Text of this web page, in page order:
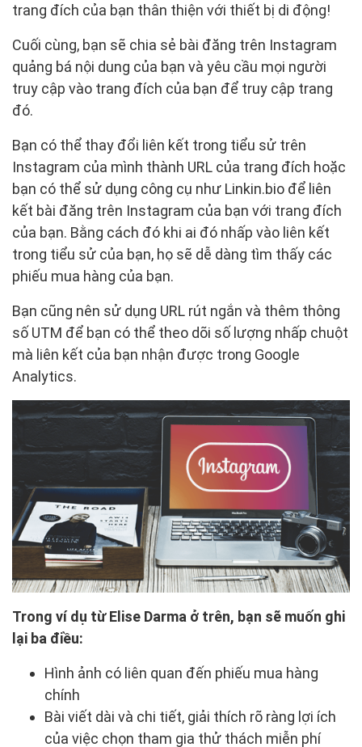
trang đích của bạn thân thiện với thiết bị di động!
Cuối cùng, bạn sẽ chia sẻ bài đăng trên Instagram
quảng bá nội dung của bạn và yêu cầu mọi người
truy cập vào trang đích của bạn để truy cập trang
đó.
Bạn có thể thay đổi liên kết trong tiểu sử trên
Instagram của mình thành URL của trang đích hoặc
bạn có thể sử dụng công cụ như Linkin.bio để liên
kết bài đăng trên Instagram của bạn với trang đích
của bạn. Bằng cách đó khi ai đó nhấp vào liên kết
trong tiểu sử của bạn, họ sẽ dễ dàng tìm thấy các
phiếu mua hàng của bạn.
Bạn cũng nên sử dụng URL rút ngắn và thêm thông
số UTM để bạn có thể theo dõi số lượng nhấp chuột
mà liên kết của bạn nhận được trong Google
Analytics.
Trong ví dụ từ Elise Darma ở trên, bạn sẽ muốn ghi
lại ba điều:
Hình ảnh có liên quan đến phiếu mua hàng
chính
Bài viết dài và chi tiết, giải thích rõ ràng lợi ích
của việc chọn tham gia thử thách miễn phí